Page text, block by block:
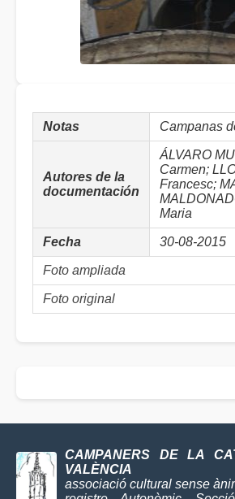
Notas Campanas
Autores de la
documentación
ÁLVARO
Carmen;
Francesc;
Maria
Fecha 30-08-2015
Foto ampliada
Foto original
CAMPANERS DE LA
VALÈNCIA
associació cultural sense